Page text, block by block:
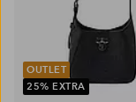
OUTLET
25% EXTRA